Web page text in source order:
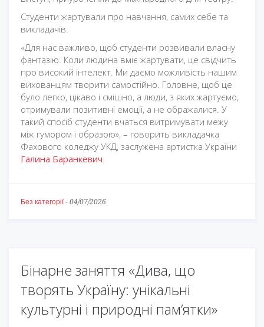
Студенти жартували про навчання, самих себе та
викладачів.
«Для нас важливо, щоб студенти розвивали власну
фантазію. Коли людина вміє жартувати, це свідчить
про високий інтелект. Ми даємо можливість нашим
вихованцям творити самостійно. Головне, щоб це
було легко, цікаво і смішно, а люди, з яких жартуємо,
отримували позитивні емоції, а не ображалися. У
такий спосіб студенти вчаться витримувати межу
між гумором і образою», – говорить викладачка
Фахового коледжу УКД, заслужена артистка України
Галина Баранкевич.
Без категорії- 04/07/2026
Бінарне заняття «Дива, що
творять Україну: унікальні
культурні і природні пам’ятки»